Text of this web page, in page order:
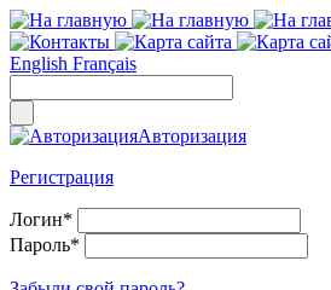
English Français
Авторизация
Регистрация
Логин*
Пароль*